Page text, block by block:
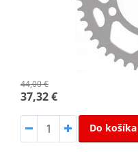
44,00 €
37,32 €
Do košíka